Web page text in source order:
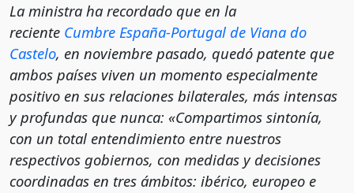
La ministra ha recordado que en la
reciente Cumbre España-Portugal de Viana do
Castelo, en noviembre pasado, quedó patente que
ambos países viven un momento especialmente
positivo en sus relaciones bilaterales, más intensas
y profundas que nunca: «Compartimos sintonía,
con un total entendimiento entre nuestros
respectivos gobiernos, con medidas y decisiones
coordinadas en tres ámbitos: ibérico, europeo e